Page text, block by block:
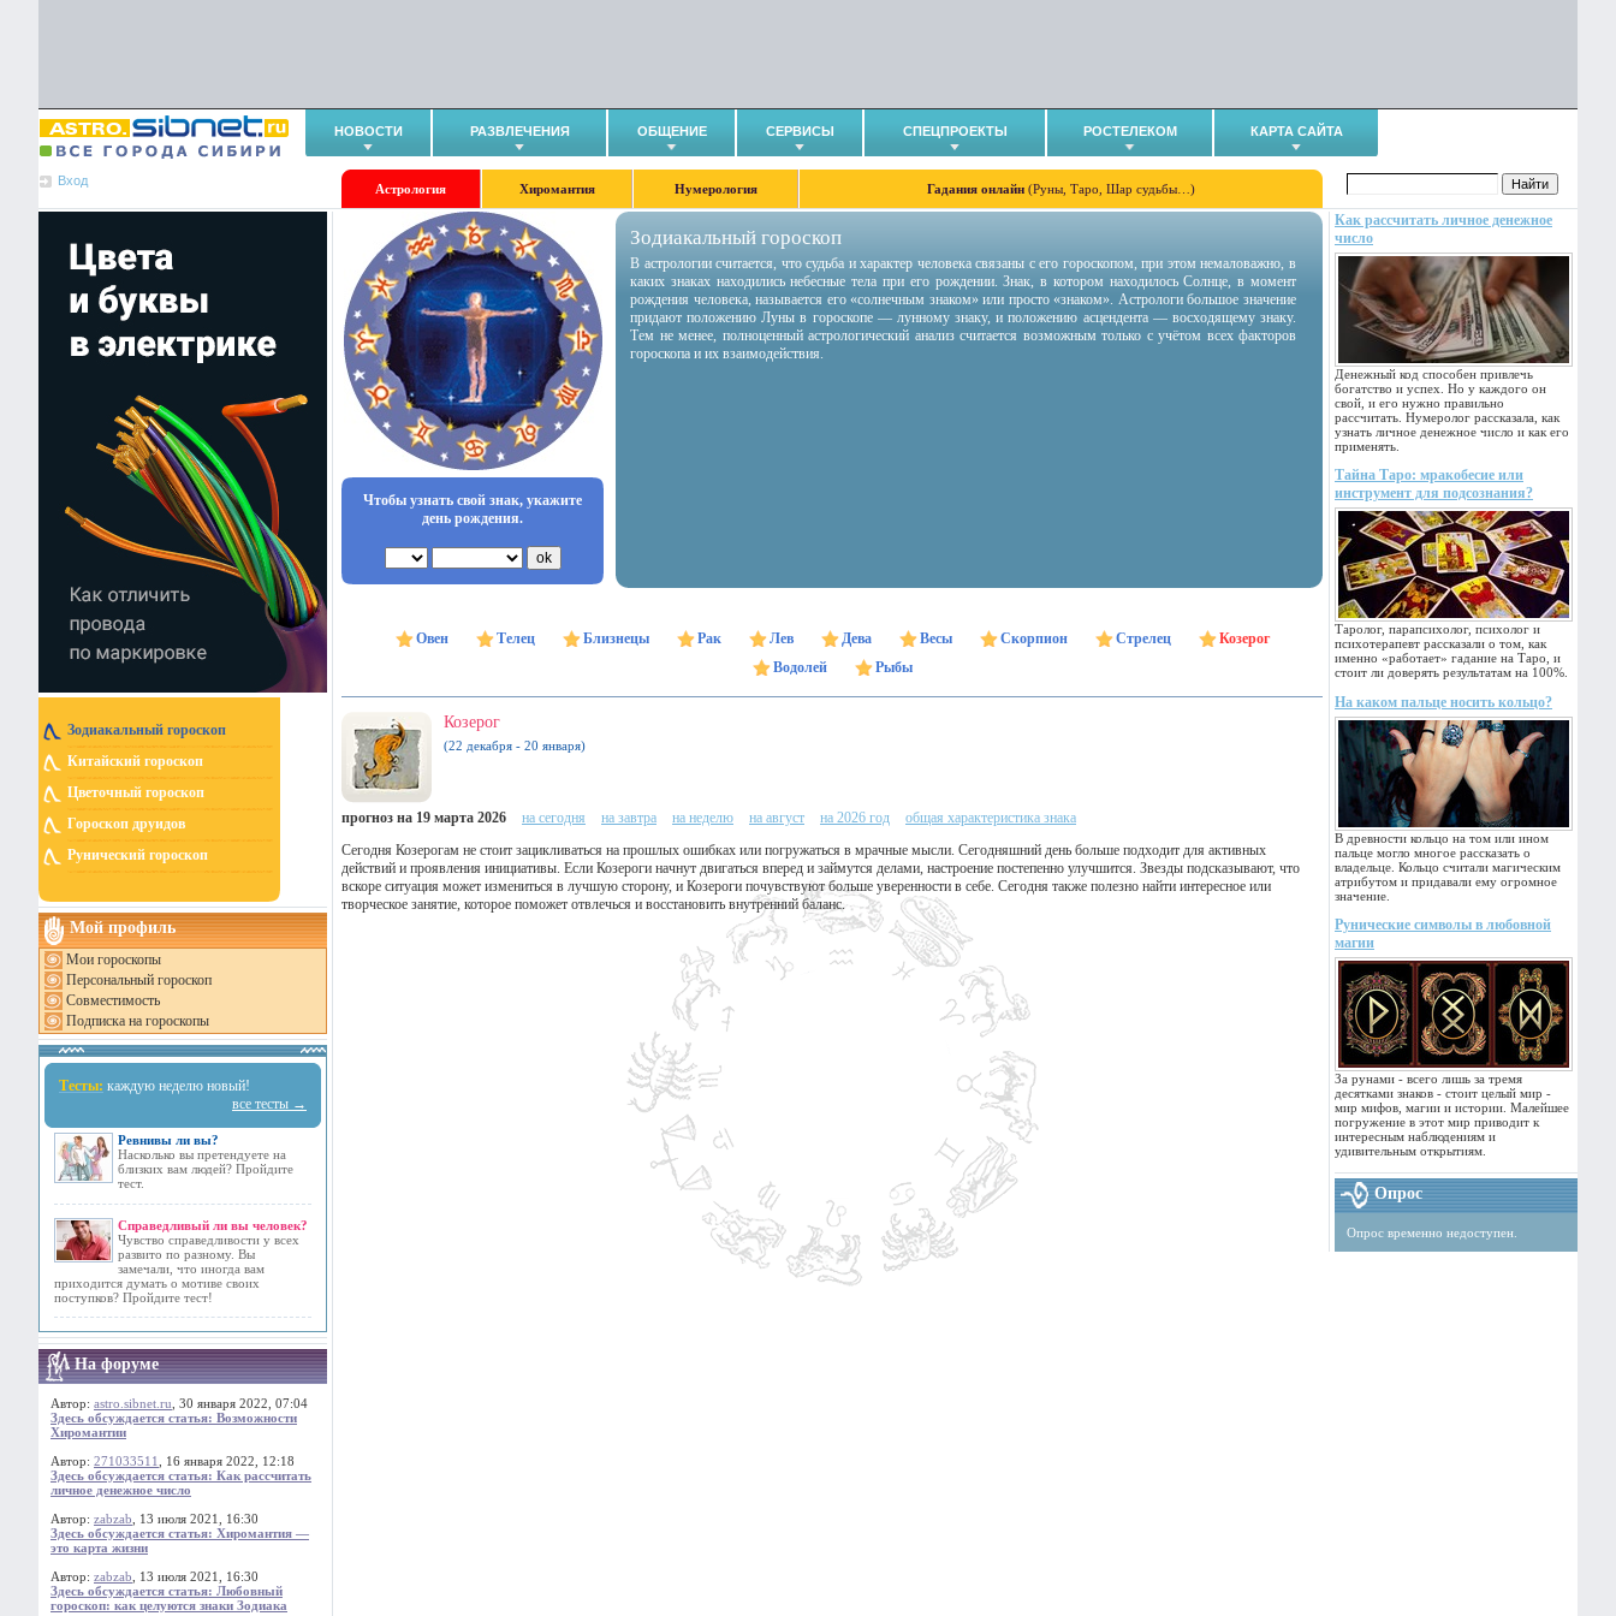
НОВОСТИ РАЗВЛЕЧЕНИЯ ОБЩЕНИЕ СЕРВИСЫ СПЕЦПРОЕКТЫ РОСТЕЛЕКОМ КАРТА САЙТА
Вход
Астрология Хиромантия Нумерология Гадания онлайн (Руны, Таро, Шар судьбы…)
Зодиакальный гороскоп
Китайский гороскоп
Цветочный гороскоп
Гороскоп друидов
Рунический гороскоп
Мой профиль
Мои гороскопы
Персональный гороскоп
Совместимость
Подписка на гороскопы
Тесты: каждую неделю новый!
все тесты →
Ревнивы ли вы?
Насколько вы претендуете на
близких вам людей? Пройдите
тест.
Справедливый ли вы человек?
Чувство справедливости у всех
развито по разному. Вы
замечали, что иногда вам
приходится думать о мотиве своих
поступков? Пройдите тест!
На форуме
Автор: astro.sibnet.ru , 30 января 2022, 07:04
Здесь обсуждается статья: Возможности
Хиромантии
Автор: 271033511
, 16 января 2022, 12:18
Здесь обсуждается статья: Как рассчитать
личное денежное число
Автор: zabzab , 13 июля 2021, 16:30
Здесь обсуждается статья: Хиромантия —
это карта жизни
Автор: zabzab , 13 июля 2021, 16:30
Здесь обсуждается статья: Любовный
гороскоп: как целуются знаки Зодиака
Как рассчитать личное денежное
число
Денежный код способен привлечь
богатство и успех. Но у каждого он
свой, и его нужно правильно
рассчитать. Нумеролог рассказала, как
узнать личное денежное число и как его
применять.
Тайна Таро: мракобесие или
инструмент для подсознания?
Таролог, парапсихолог, психолог и
психотерапевт рассказали о том, как
именно «работает» гадание на Таро, и
стоит ли доверять результатам на 100%.
На каком пальце носить кольцо?
В древности кольцо на том или ином
пальце могло многое рассказать о
владельце. Кольцо считали магическим
атрибутом и придавали ему огромное
значение.
Рунические символы в любовной
магии
За рунами - всего лишь за тремя
десятками знаков - стоит целый мир -
мир мифов, магии и истории. Малейшее
погружение в этот мир приводит к
интересным наблюдениям и
удивительным открытиям.
Опрос
Опрос временно недоступен.
Чтобы узнать свой знак, укажите
день рождения.
Зодиакальный гороскоп
В астрологии считается, что судьба и характер человека связаны с его гороскопом, при этом немаловажно, в
каких знаках находились небесные тела при его рождении. Знак, в котором находилось Солнце, в момент
рождения человека, называется его «солнечным знаком» или просто «знаком». Астрологи большое значение
придают положению Луны в гороскопе — лунному знаку, и положению асцендента — восходящему знаку.
Тем не менее, полноценный астрологический анализ считается возможным только с учётом всех факторов
гороскопа и их взаимодействия.
Овен Телец Близнецы Рак Лев Дева Весы Скорпион Стрелец
Козерог
Водолей
Рыбы
Козерог
(22 декабря - 20 января)
прогноз на 19 марта 2026 на сегодня на завтра на неделю на август на 2026 год
общая характеристика знака
Сегодня Козерогам не стоит зацикливаться на прошлых ошибках или погружаться в мрачные мысли. Сегодняшний день больше подходит для активных
действий и проявления инициативы. Если Козероги начнут двигаться вперед и займутся делами, настроение постепенно улучшится. Звезды подсказывают, что
вскоре ситуация может измениться в лучшую сторону, и Козероги почувствуют больше уверенности в себе. Сегодня также полезно найти интересное или
творческое занятие, которое поможет отвлечься и восстановить внутренний баланс.